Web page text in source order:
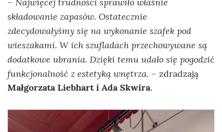
–
składowanie zapasów. Ostatecznie
zdecydowałyśmy się na wykonanie szafek pod
wieszakami. W ich szufladach przechowywane są
dodatkowe ubrania. Dzięki temu udało się pogodzić
funkcjonalność z estetyką wnętrza. – zdradzają
Małgorzata Liebhart i Ada Skwira.